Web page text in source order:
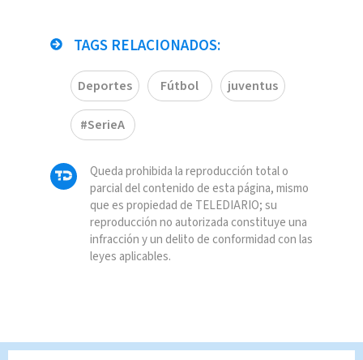
TAGS RELACIONADOS:
Deportes Fútbol juventus
#SerieA
Queda prohibida la reproducción total o
parcial del contenido de esta página, mismo
que es propiedad de TELEDIARIO; su
reproducción no autorizada constituye una
infracción y un delito de conformidad con las
leyes aplicables.